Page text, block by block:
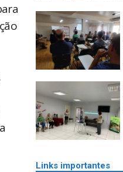
Links importantes